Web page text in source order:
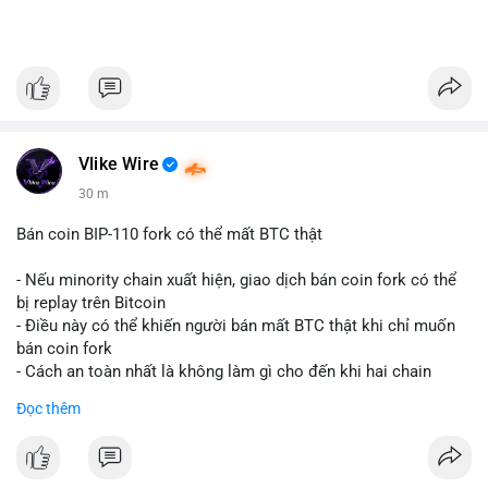
Vlike Wire
30 m
Bán coin BIP-110 fork có thể mất BTC thật
- Nếu minority chain xuất hiện, giao dịch bán coin fork có thể
bị replay trên Bitcoin
- Điều này có thể khiến người bán mất BTC thật khi chỉ muốn
bán coin fork
- Cách an toàn nhất là không làm gì cho đến khi hai chain
-#binancesquare
$btc
Đọc thêm